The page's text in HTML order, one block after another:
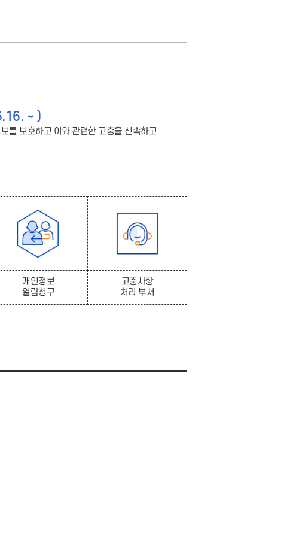
~ )
를 보호하고 이와 관련한 고충을 신속하고
개인정보
열람청구
고충사항
처리 부서